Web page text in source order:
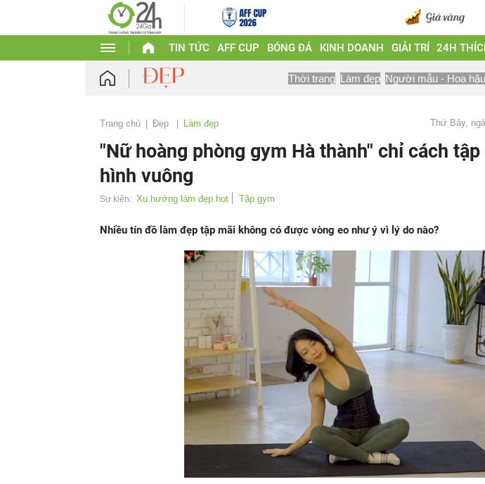
TIN TỨC AFF CUP BÓNG ĐÁ KINH DOANH GIẢI TRÍ 24H
Thời trang Làm đẹp Người mẫu - Hoa hậu
Trang chủ Đẹp Làm đẹp Thứ Bảy,
"Nữ hoàng phòng gym Hà thành" chỉ cách
hình vuông
Sự kiện: Xu hướng làm đẹp hot Tập gym
Nhiều tín đồ làm đẹp tập mãi không có được vòng eo như ý vì lý do nào?